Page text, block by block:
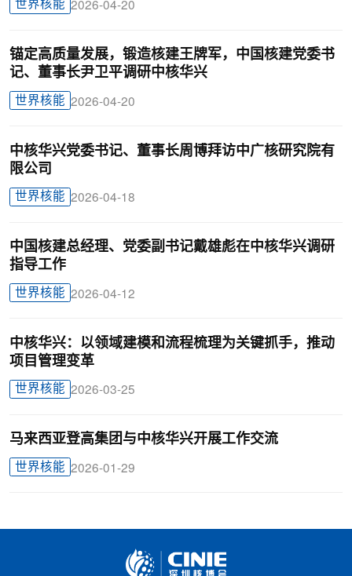
世界核能 2026-04-20
锚定高质量发展，锻造核建王牌军，中国核建党委书
记、董事长尹卫平调研中核华兴
世界核能 2026-04-20
中核华兴党委书记、董事长周博拜访中广核研究院有
限公司
世界核能 2026-04-18
中国核建总经理、党委副书记戴雄彪在中核华兴调研
指导工作
世界核能 2026-04-12
中核华兴：以领域建模和流程梳理为关键抓手，推动
项目管理变革
世界核能 2026-03-25
马来西亚登高集团与中核华兴开展工作交流
世界核能 2026-01-29